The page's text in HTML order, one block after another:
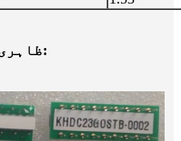
3. ظاہری شکل / طول و عرض کا موازنہ: